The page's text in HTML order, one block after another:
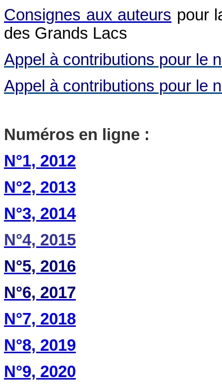
Consignes aux auteurs pour
des Grands Lacs
Appel à contributions pour le
Appel à contributions pour le
Numéros en ligne :
N°1, 2012
N°2, 2013
N°3, 2014
N°4, 2015
N°5, 2016
N°6, 2017
N°7, 2018
N°8, 2019
N°9, 2020